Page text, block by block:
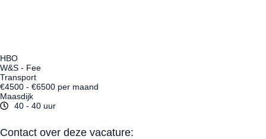
HBO
W&S - Fee
Transport
€4500 - €6500 per maand
Maasdijk
40 - 40 uur
Contact over deze vacature: